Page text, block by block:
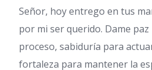
Señor, hoy entrego en tus
por mi ser querido. Dame
proceso, sabiduría para
fortaleza para mantener la